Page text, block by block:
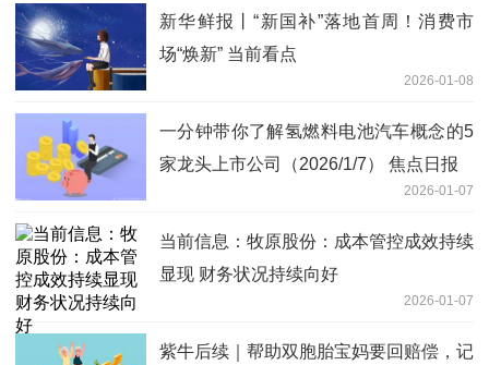
新华鲜报丨“新国补”落地首周！消费市
场“焕新” 当前看点
2026-01-08
一分钟带你了解氢燃料电池汽车概念的5
家龙头上市公司（2026/1/7） 焦点日报
2026-01-07
当前信息：牧原股份：成本管控成效持续
显现 财务状况持续向好
2026-01-07
紫牛后续｜帮助双胞胎宝妈要回赔偿，记